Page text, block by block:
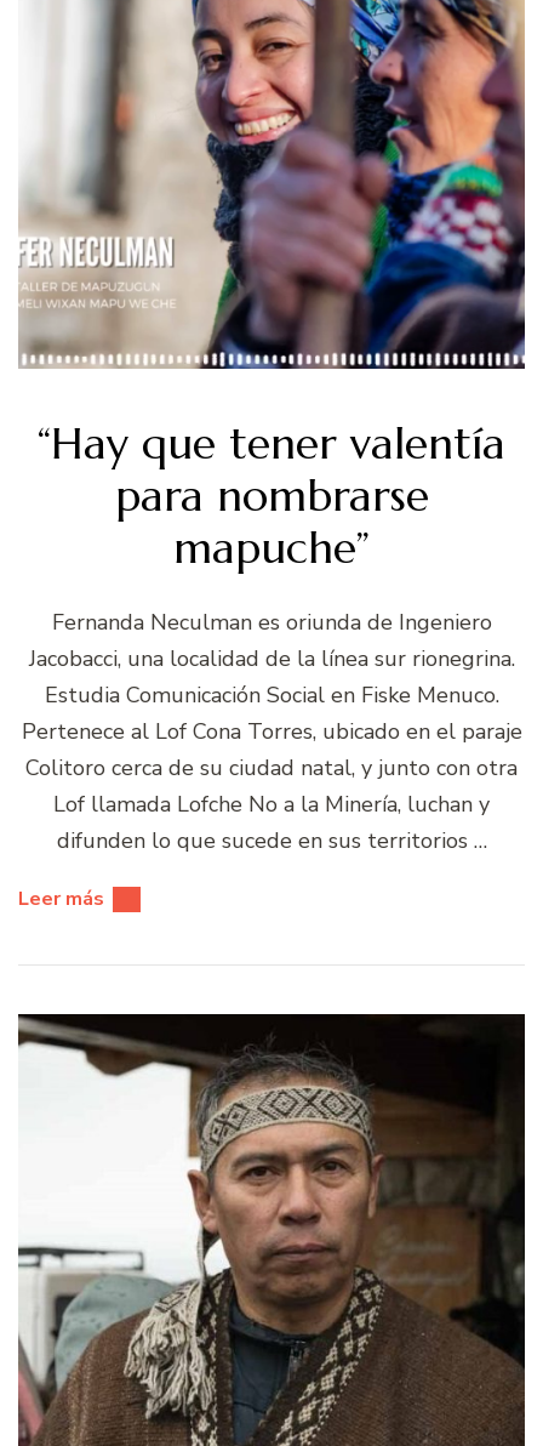
“Hay que tener valentía
para nombrarse
mapuche”
Fernanda Neculman es oriunda de Ingeniero
Jacobacci, una localidad de la línea sur rionegrina.
Estudia Comunicación Social en Fiske Menuco.
Pertenece al Lof Cona Torres, ubicado en el paraje
Colitoro cerca de su ciudad natal, y junto con otra
Lof llamada Lofche No a la Minería, luchan y
difunden lo que sucede en sus territorios …
Leer más